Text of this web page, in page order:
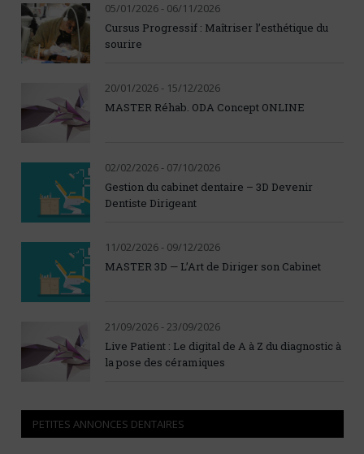
05/01/2026 - 06/11/2026
Cursus Progressif : Maîtriser l’esthétique du
sourire
20/01/2026 - 15/12/2026
MASTER Réhab. ODA Concept ONLINE
02/02/2026 - 07/10/2026
Gestion du cabinet dentaire – 3D Devenir
Dentiste Dirigeant
11/02/2026 - 09/12/2026
MASTER 3D — L’Art de Diriger son Cabinet
21/09/2026 - 23/09/2026
Live Patient : Le digital de A à Z du diagnostic à
la pose des céramiques
PETITES ANNONCES DENTAIRES